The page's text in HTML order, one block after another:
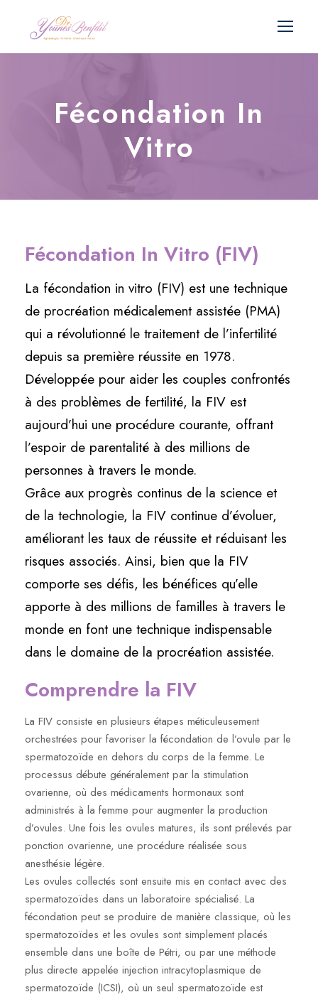
Fécondation In
Vitro
Fécondation In Vitro (FIV)
La fécondation in vitro (FIV) est une technique
de procréation médicalement assistée (PMA)
qui a révolutionné le traitement de l’infertilité
depuis sa première réussite en 1978.
Développée pour aider les couples confrontés
à des problèmes de fertilité, la FIV est
aujourd’hui une procédure courante, offrant
l’espoir de parentalité à des millions de
personnes à travers le monde.
Grâce aux progrès continus de la science et
de la technologie, la FIV continue d’évoluer,
améliorant les taux de réussite et réduisant les
risques associés. Ainsi, bien que la FIV
comporte ses défis, les bénéfices qu’elle
apporte à des millions de familles à travers le
monde en font une technique indispensable
dans le domaine de la procréation assistée.
Comprendre la FIV
La FIV consiste en plusieurs étapes méticuleusement
orchestrées pour favoriser la fécondation de l’ovule par le
spermatozoïde en dehors du corps de la femme. Le
processus débute généralement par la stimulation
ovarienne, où des médicaments hormonaux sont
administrés à la femme pour augmenter la production
d’ovules. Une fois les ovules matures, ils sont prélevés par
ponction ovarienne, une procédure réalisée sous
anesthésie légère.
Les ovules collectés sont ensuite mis en contact avec des
spermatozoïdes dans un laboratoire spécialisé. La
fécondation peut se produire de manière classique, où les
spermatozoïdes et les ovules sont simplement placés
ensemble dans une boîte de Pétri, ou par une méthode
plus directe appelée injection intracytoplasmique de
spermatozoïde (ICSI), où un seul spermatozoïde est